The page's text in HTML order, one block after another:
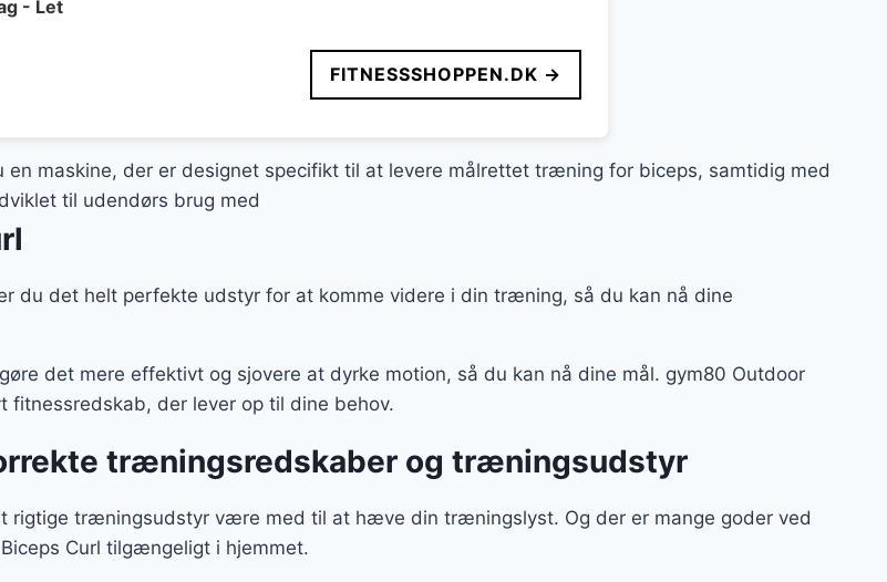
- Let
FITNESSSHOPPEN.DK →
maskine, der er designet specifikt til at levere målrettet træning for biceps, samtidig med
til udendørs brug med
du det helt perfekte udstyr for at komme videre i din træning, så du kan nå dine
det mere effektivt og sjovere at dyrke motion, så du kan nå dine mål. gym80 Outdoor
fitnessredskab, der lever op til dine behov.
træningsredskaber og træningsudstyr
rigtige træningsudstyr være med til at hæve din træningslyst. Og der er mange goder ved
Curl tilgængeligt i hjemmet.